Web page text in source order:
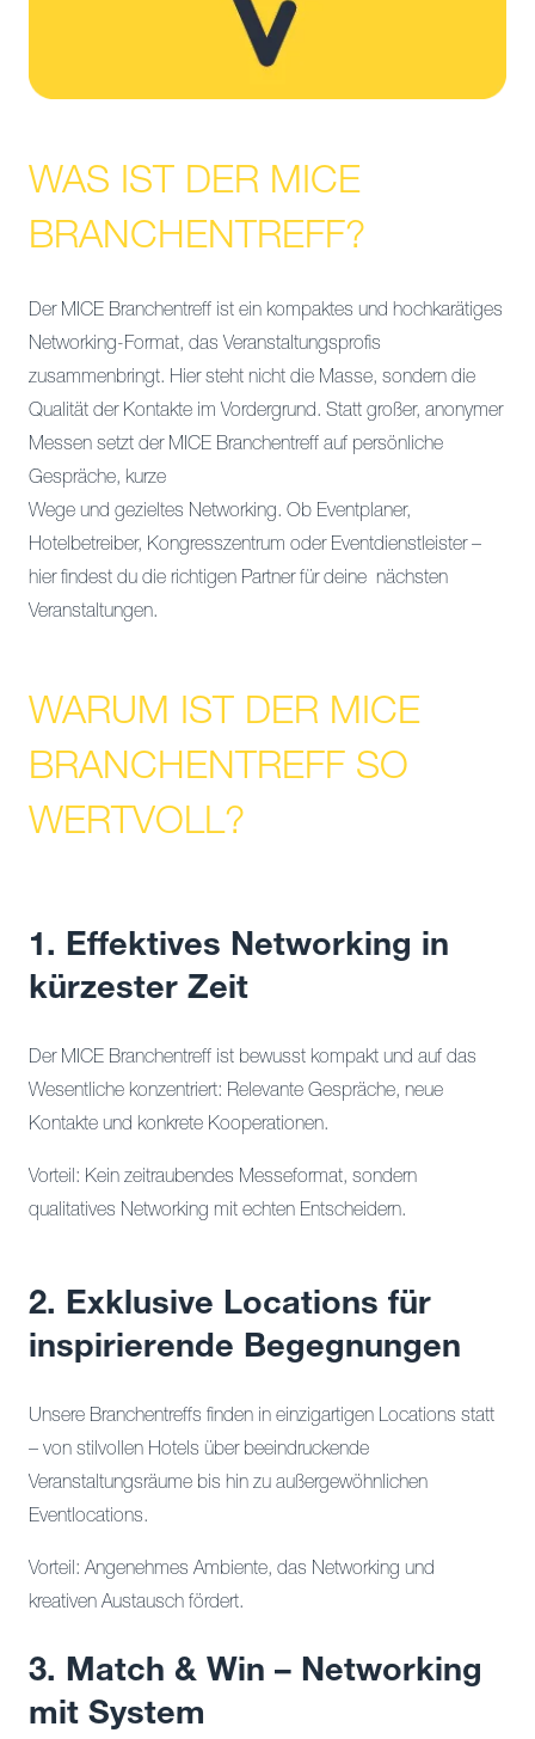
WAS IST DER MICE
BRANCHENTREFF?
Der MICE Branchentreff ist ein kompaktes und hochkarätiges
Networking-Format, das Veranstaltungsprofis
zusammenbringt. Hier steht nicht die Masse, sondern die
Qualität der Kontakte im Vordergrund. Statt großer, anonymer
Messen setzt der MICE Branchentreff auf persönliche
Gespräche, kurze
Wege und gezieltes Networking. Ob Eventplaner,
Hotelbetreiber, Kongresszentrum oder Eventdienstleister –
hier findest du die richtigen Partner für deine nächsten
Veranstaltungen.
WARUM IST DER MICE
BRANCHENTREFF SO
WERTVOLL?
1. Effektives Networking in
kürzester Zeit
Der MICE Branchentreff ist bewusst kompakt und auf das
Wesentliche konzentriert: Relevante Gespräche, neue
Kontakte und konkrete Kooperationen.
Vorteil: Kein zeitraubendes Messeformat, sondern
qualitatives Networking mit echten Entscheidern.
2. Exklusive Locations für
inspirierende Begegnungen
Unsere Branchentreffs finden in einzigartigen Locations statt
– von stilvollen Hotels über beeindruckende
Veranstaltungsräume bis hin zu außergewöhnlichen
Eventlocations.
Vorteil: Angenehmes Ambiente, das Networking und
kreativen Austausch fördert.
3. Match & Win – Networking
mit System